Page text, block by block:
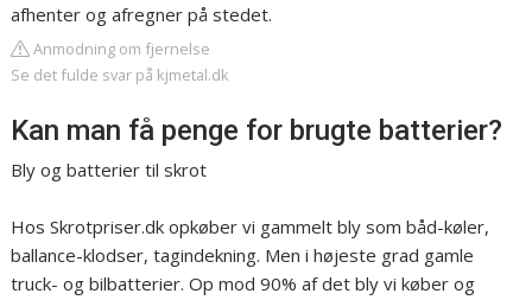
afhenter og afregner på stedet.
Anmodning om fjernelse
Se det fulde svar på kjmetal.dk
Kan man få penge for brugte batterier?
Bly og batterier til skrot
Hos Skrotpriser.dk opkøber vi gammelt bly som båd-køler,
ballance-klodser, tagindekning. Men i højeste grad gamle
truck- og bilbatterier. Op mod 90% af det bly vi køber og